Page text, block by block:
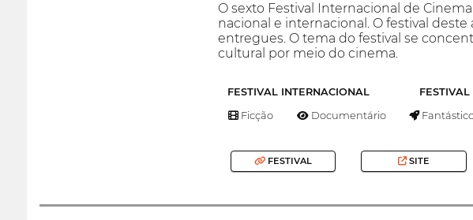
O sexto Festival Internacional de
nacional e internacional. O festival
entregues. O tema do festival se
cultural por meio do cinema.
FESTIVAL INTERNACIONAL
Ficção Documentário
FESTIVAL SITE